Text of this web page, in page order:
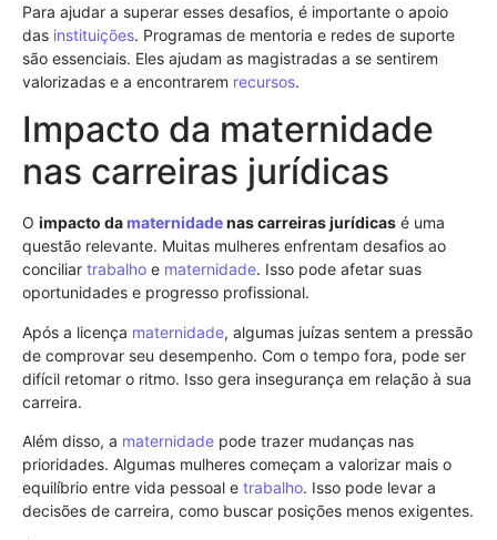
Para ajudar a superar esses desafios, é importante o apoio
das instituições. Programas de mentoria e redes de suporte
são essenciais. Eles ajudam as magistradas a se sentirem
valorizadas e a encontrarem recursos.
Impacto da maternidade
nas carreiras jurídicas
O impacto damaternidadenas carreiras jurídicas é uma
questão relevante. Muitas mulheres enfrentam desafios ao
conciliar trabalho e maternidade. Isso pode afetar suas
oportunidades e progresso profissional.
Após a licença maternidade, algumas juízas sentem a pressão
de comprovar seu desempenho. Com o tempo fora, pode ser
difícil retomar o ritmo. Isso gera insegurança em relação à sua
carreira.
Além disso, a maternidade pode trazer mudanças nas
prioridades. Algumas mulheres começam a valorizar mais o
equilíbrio entre vida pessoal e trabalho. Isso pode levar a
decisões de carreira, como buscar posições menos exigentes.